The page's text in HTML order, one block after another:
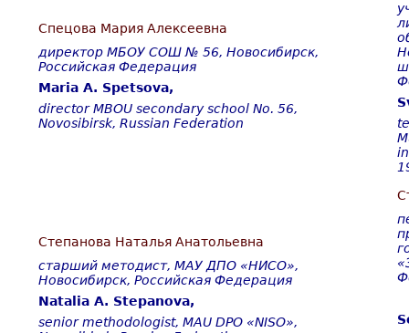
Спецова Мария Алексеевна
директор МБОУ СОШ № 56, Новосибирск,
Российская Федерация
Maria A. Spetsova,
director MBOU secondary school No. 56,
Novosibirsk, Russian Federation
Степанова Наталья Анатольевна
старший методист, МАУ ДПО «НИСО»,
Новосибирск, Российская Федерация
Natalia A. Stepanova,
senior methodologist, MAU DPO «NISO»,